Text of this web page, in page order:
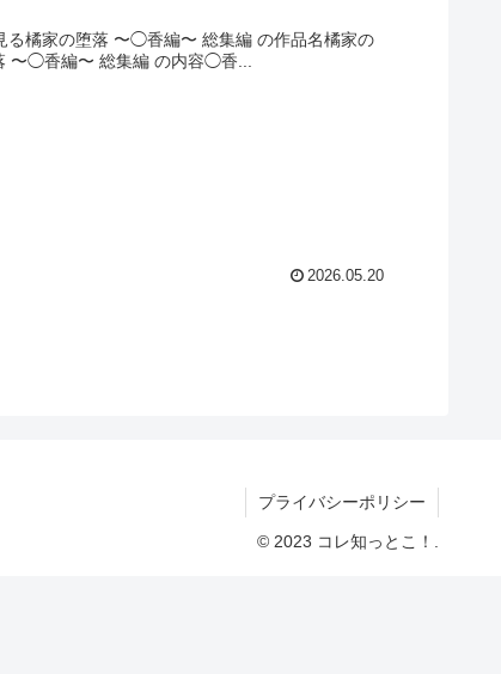
橘家の堕落 〜◯香編〜 総集編 の作品名橘家の
〜◯香編〜 総集編 の内容◯香...
2026.05.20
プライバシーポリシー
© 2023 コレ知っとこ！.